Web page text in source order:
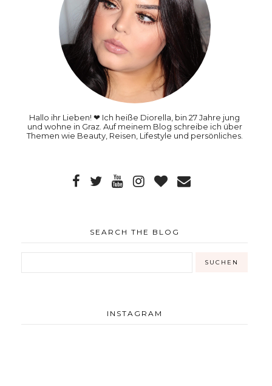
Hallo ihr Lieben! ❤ Ich heiße Diorella, bin 27 Jahre jung
und wohne in Graz. Auf meinem Blog schreibe ich über
Themen wie Beauty, Reisen, Lifestyle und persönliches.
SEARCH THE BLOG
INSTAGRAM